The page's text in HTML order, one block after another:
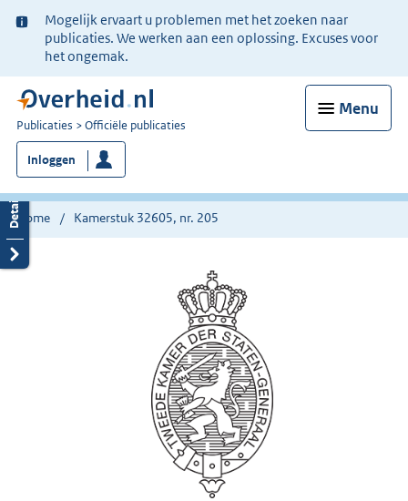
Ter
informatie:
Mogelijk ervaart u problemen met het zoeken naar
publicaties. We werken aan een oplossing. Excuses voor
het ongemak.
Menu
U
bent
nu
hier:
Publicaties Officiële publicaties
Inloggen
Home Kamerstuk 32605, nr. 205